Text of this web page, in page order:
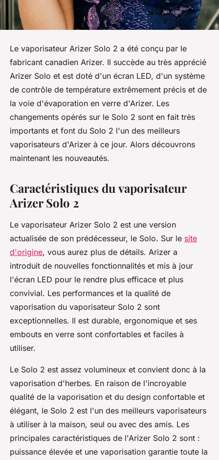
Le vaporisateur Arizer Solo 2 a été conçu par le
fabricant canadien Arizer. Il succède au très apprécié
Arizer Solo et est doté d'un écran LED, d'un système
de contrôle de température extrêmement précis et de
la voie d'évaporation en verre d'Arizer. Les
changements opérés sur le Solo 2 sont en fait très
importants et font du Solo 2 l'un des meilleurs
vaporisateurs d'Arizer à ce jour. Alors découvrons
maintenant les nouveautés.
Caractéristiques du vaporisateur
Arizer Solo 2
Le vaporisateur Arizer Solo 2 est une version
actualisée de son prédécesseur, le Solo. Sur le site
d'origine, vous aurez plus de détails. Arizer a
introduit de nouvelles fonctionnalités et mis à jour
l'écran LED pour le rendre plus efficace et plus
convivial. Les performances et la qualité de
vaporisation du vaporisateur Solo 2 sont
exceptionnelles. Il est durable, ergonomique et ses
embouts en verre sont confortables et faciles à
utiliser.
Le Solo 2 est assez volumineux et convient donc à la
vaporisation d'herbes. En raison de l'incroyable
qualité de la vaporisation et du design confortable et
élégant, le Solo 2 est l'un des meilleurs vaporisateurs
à utiliser à la maison, seul ou avec des amis. Les
principales caractéristiques de l'Arizer Solo 2 sont :
puissance élevée et une vaporisation garantie toute la